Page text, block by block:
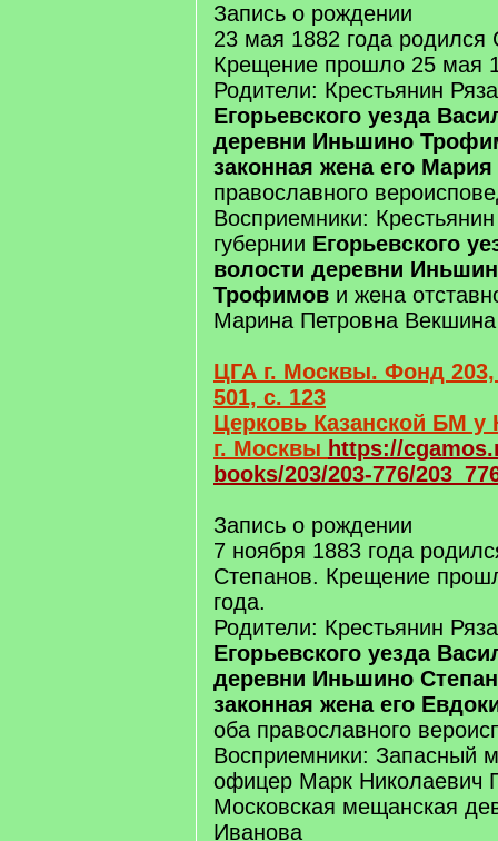
Запись о рождении
23 мая 1882 года
Крещение прошло 25 мая
Родители: Крестьянин
Егорьевского уезда
деревни Иньшино
законная жена его
православного
Восприемники:
губернии Егорьевского
волости деревни
Трофимов и жена
Марина Петровна Векшина
ЦГА г. Москвы. Фонд
501, с. 123
Церковь Казанской БМ у
г. Москвы https://
books/203/203-776/
Запись о рождении
7 ноября 1883 года
Степанов. Крещение
года.
Родители: Крестьянин
Егорьевского уезда
деревни Иньшино
законная жена его
оба православного
Восприемники: Запасный
офицер Марк Николаевич
Московская мещанская
Иванова